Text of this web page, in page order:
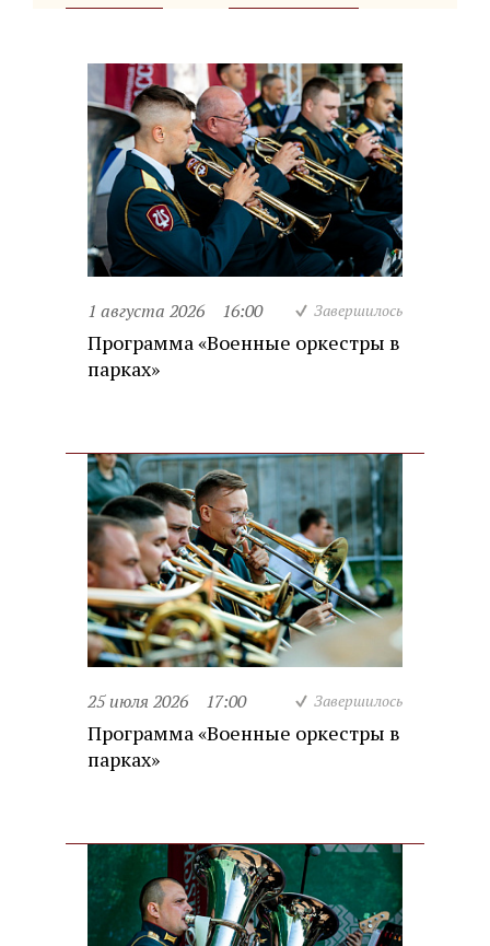
1 августа 2026 16:00 Завершилось
Программа «Военные оркестры в
парках»
25 июля 2026 17:00 Завершилось
Программа «Военные оркестры в
парках»